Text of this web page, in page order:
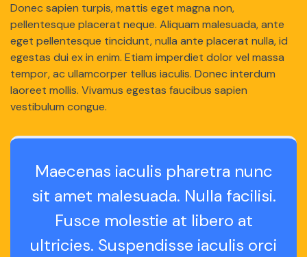
Donec sapien turpis, mattis eget magna non,
pellentesque placerat neque. Aliquam malesuada, ante
eget pellentesque tincidunt, nulla ante placerat nulla, id
egestas dui ex in enim. Etiam imperdiet dolor vel massa
tempor, ac ullamcorper tellus iaculis. Donec interdum
laoreet mollis. Vivamus egestas faucibus sapien
vestibulum congue.
Maecenas iaculis pharetra nunc
sit amet malesuada. Nulla facilisi.
Fusce molestie at libero at
ultricies. Suspendisse iaculis orci